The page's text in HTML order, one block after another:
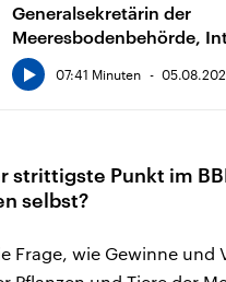
Generalsekretärin der
Meeresbodenbehörde,
07:41 Minuten
strittigste Punkt im
selbst?
Frage, wie Gewinne und